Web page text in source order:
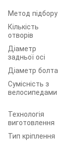
Метод підбору
Кількість
отворів
Діаметр
задньої осі
Діаметр болта
Сумісність з
велосипедами
Технологія
виготовлення
Тип кріплення